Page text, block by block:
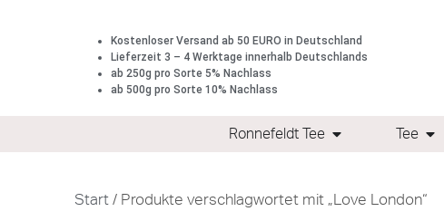
Kostenloser Versand ab 50 EURO in Deutschland
Lieferzeit 3 – 4 Werktage innerhalb Deutschlands
ab 250g pro Sorte 5% Nachlass
ab 500g pro Sorte 10% Nachlass
Ronnefeldt Tee Tee
Start / Produkte verschlagwortet mit „Love London“